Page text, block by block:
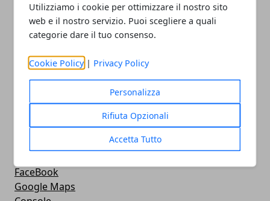
Utilizziamo i cookie per ottimizzare il nostro sito
web e il nostro servizio. Puoi scegliere a quali
categorie dare il tuo consenso.
Cookie Policy | Privacy Policy
Personalizza
Rifiuta Opzionali
Accetta Tutto
Eventi
How To - Come Fare
CMS
Smartphone
iPhone
Apple
Videogames
Android
FaceBook
Google Maps